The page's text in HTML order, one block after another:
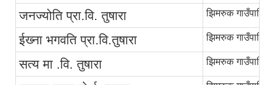
जनज्योति प्रा.वि. तुषारा झिमरुक
ईख्‍ना भगवति प्रा.वि.तुषारा झिमरुक
सत्य मा .वि. तुषारा झिमरुक